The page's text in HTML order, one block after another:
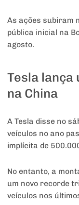
As ações subiram
pública inicial na
agosto.
Tesla lança
na China
A Tesla disse no
veículos no ano
implícita de
No entanto, a
um novo recorde
veículos nos